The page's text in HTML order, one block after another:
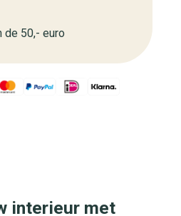
de 50,- euro
interieur met